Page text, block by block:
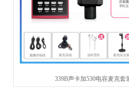
339B声卡加530电容麦克套